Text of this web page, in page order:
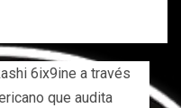
6ix9ine a través
que audita